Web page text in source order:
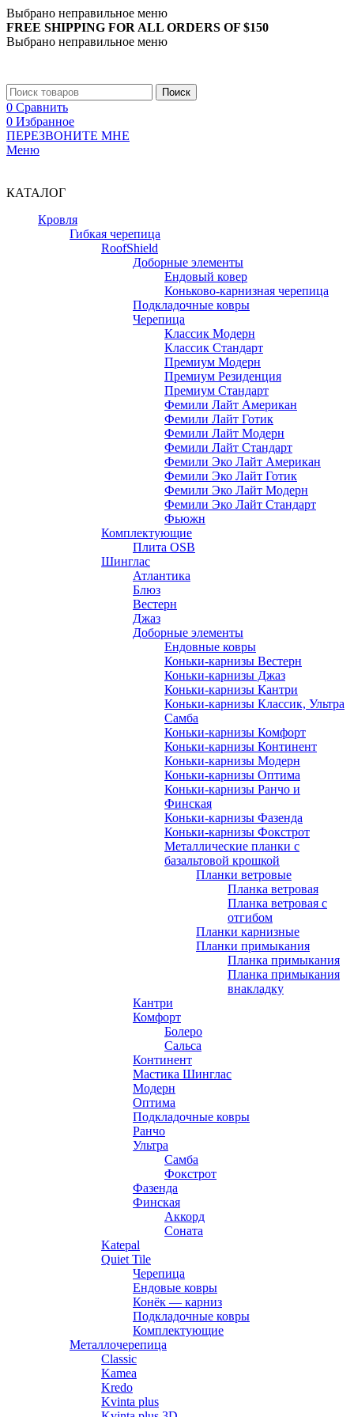
Выбрано неправильное меню
FREE SHIPPING FOR ALL ORDERS OF $150
Выбрано неправильное меню
Поиск
0 Сравнить
0 Избранное
ПЕРЕЗВОНИТЕ МНЕ
Меню
КАТАЛОГ
Кровля
Гибкая черепица
RoofShield
Доборные элементы
Ендовый ковер
Коньково-карнизная черепица
Подкладочные ковры
Черепица
Классик Модерн
Классик Стандарт
Премиум Модерн
Премиум Резиденция
Премиум Стандарт
Фемили Лайт Американ
Фемили Лайт Готик
Фемили Лайт Модерн
Фемили Лайт Стандарт
Фемили Эко Лайт Американ
Фемили Эко Лайт Готик
Фемили Эко Лайт Модерн
Фемили Эко Лайт Стандарт
Фьюжн
Комплектующие
Плита OSB
Шинглас
Атлантика
Блюз
Вестерн
Джаз
Доборные элементы
Ендовные ковры
Коньки-карнизы Вестерн
Коньки-карнизы Джаз
Коньки-карнизы Кантри
Коньки-карнизы Классик, Ультра
Самба
Коньки-карнизы Комфорт
Коньки-карнизы Континент
Коньки-карнизы Модерн
Коньки-карнизы Оптима
Коньки-карнизы Ранчо и
Финская
Коньки-карнизы Фазенда
Коньки-карнизы Фокстрот
Металлические планки с
базальтовой крошкой
Планки ветровые
Планка ветровая
Планка ветровая с
отгибом
Планки карнизные
Планки примыкания
Планка примыкания
Планка примыкания
внакладку
Кантри
Комфорт
Болеро
Сальса
Континент
Мастика Шинглас
Модерн
Оптима
Подкладочные ковры
Ранчо
Ультра
Самба
Фокстрот
Фазенда
Финская
Аккорд
Соната
Katepal
Quiet Tile
Черепица
Ендовые ковры
Конёк — карниз
Подкладочные ковры
Комплектующие
Металлочерепица
Classic
Kamea
Kredo
Kvinta plus